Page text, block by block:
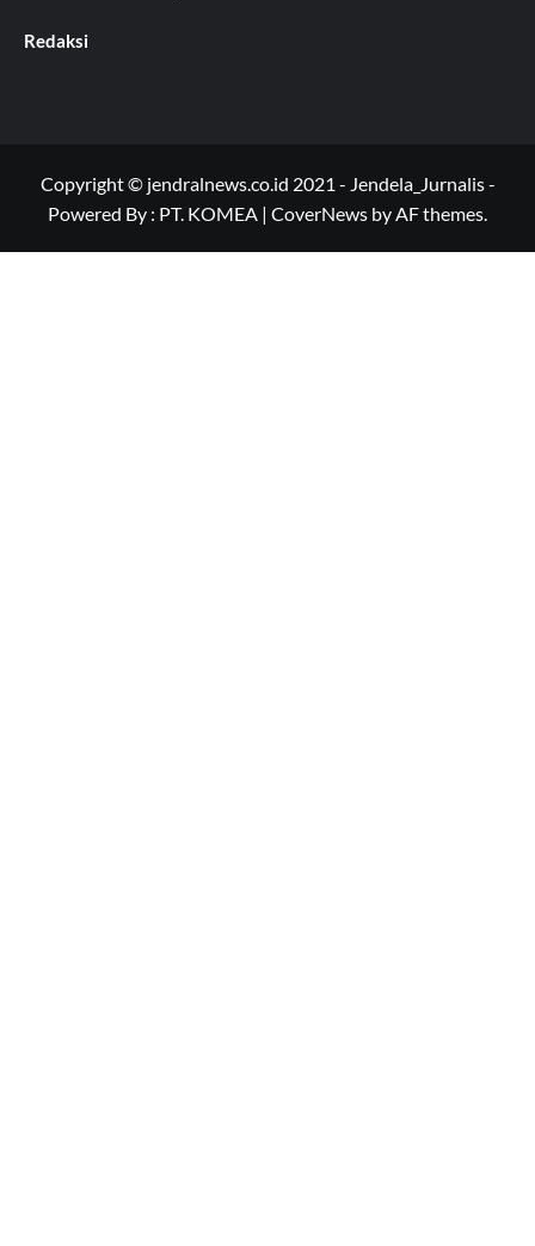
Redaksi
Copyright © jendralnews.co.id 2021 - Jendela_Jurnalis -
Powered By : PT. KOMEA | CoverNews by AF themes.